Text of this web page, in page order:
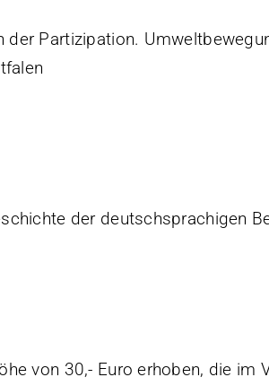
der Partizipation.
der deutschsprachigen
von 30,- Euro erhoben, die